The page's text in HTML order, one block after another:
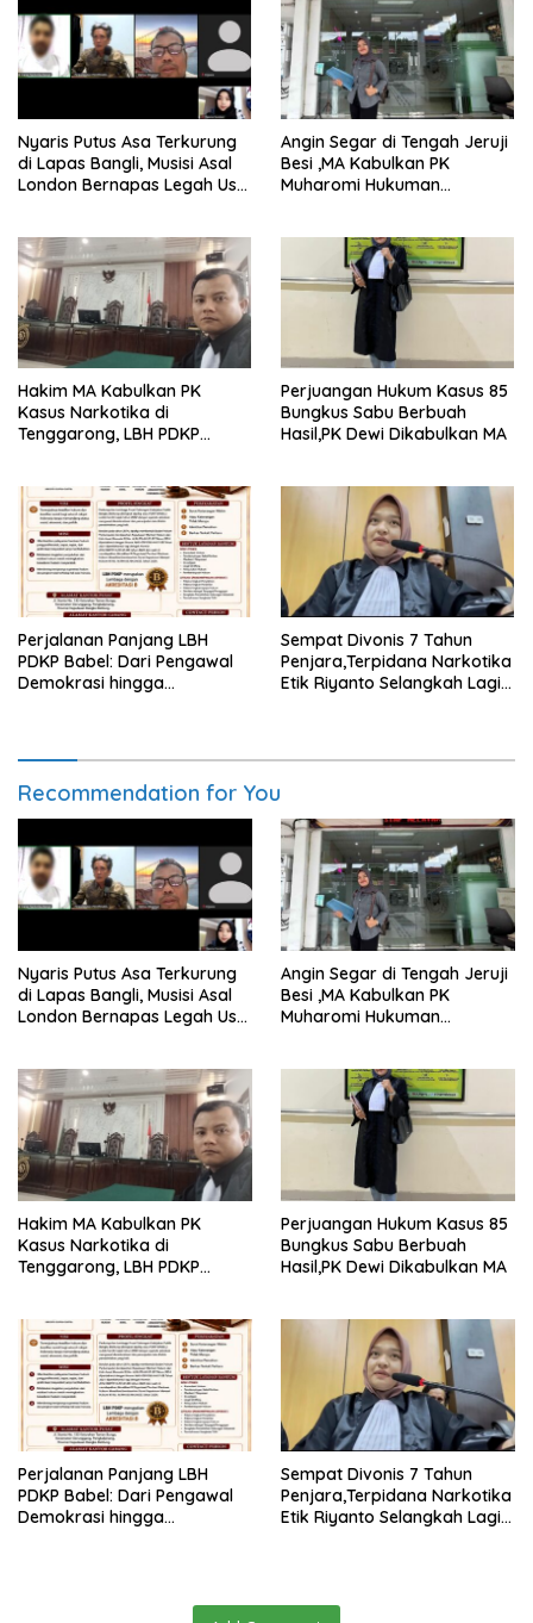
Nyaris Putus Asa Terkurung
di Lapas Bangli, Musisi Asal
London Bernapas Legah Usai
Angin Segar di Tengah Jeruji
Besi ,MA Kabulkan PK
Muharomi Hukuman
Hakim MA Kabulkan PK
Kasus Narkotika di
Tenggarong, LBH PDKP
Berkeadilan
Perjuangan Hukum Kasus 85
Bungkus Sabu Berbuah
Hasil,PK Dewi Dikabulkan MA
Perjalanan Panjang LBH
PDKP Babel: Dari Pengawal
Demokrasi hingga
Sempat Divonis 7 Tahun
Penjara,Terpidana Narkotika
Etik Riyanto Selangkah Lagi
Recommendation for You
Nyaris Putus Asa Terkurung
di Lapas Bangli, Musisi Asal
London Bernapas Legah Usai
Angin Segar di Tengah Jeruji
Besi ,MA Kabulkan PK
Muharomi Hukuman
Hakim MA Kabulkan PK
Kasus Narkotika di
Tenggarong, LBH PDKP
Berkeadilan
Perjuangan Hukum Kasus 85
Bungkus Sabu Berbuah
Hasil,PK Dewi Dikabulkan MA
Perjalanan Panjang LBH
PDKP Babel: Dari Pengawal
Demokrasi hingga
Sempat Divonis 7 Tahun
Penjara,Terpidana Narkotika
Etik Riyanto Selangkah Lagi